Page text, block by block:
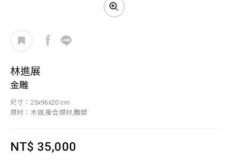
林進展
金雕
尺寸：25x96x20 cm
媒材：木頭,複合媒材,雕塑
NT$ 35,000